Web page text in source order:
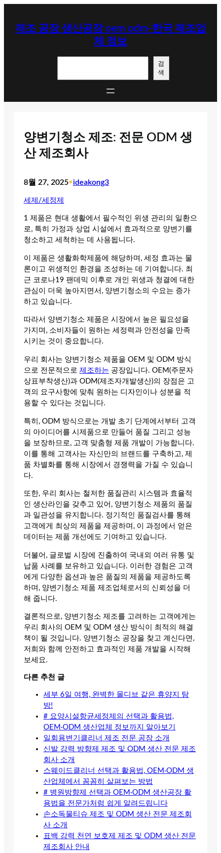
제조 공장 생산공장 oem odm-한국 제조업
체 정보
검
색
양변기청소 제조: 전문 ODM 생
산 제조회사
8월 27, 2025•ideakong3
세제/세정제
1 제품은 현대 생활에서 필수적인 위생 관리의 일환으
로, 특히 가정과 상업 시설에서 효과적으로 양변기를
청소하고 세척하는 데 사용됩니다.
이 제품은 생활화학제품에 해당하며, 세정 효과는 물
론이고 위생적인 환경을 조성하는 데 기여합니다. 최
근 코로나19 팬데믹 이후로 개인 위생과 청결에 대한
관심이 더욱 높아지면서, 양변기청소의 수요는 증가
하고 있습니다.
따라서 양변기청소 제품은 시장에서 높은 필요성을
가지며, 소비자들이 원하는 세정력과 안전성을 만족
시키는 것이 중요합니다.
우리 회사는 양변기청소 제품을 OEM 및 ODM 방식
으로 전문적으로 제조하는 공장입니다. OEM(주문자
상표부착생산)과 ODM(제조자개발생산)의 장점은 고
객의 요구사항에 맞춰 원하는 디자인이나 성분을 적
용할 수 있다는 것입니다.
특히, ODM 방식으로는 개발 초기 단계에서부터 고객
의 아이디어를 시제품으로 만들어 품질 그리고 성능
을 보장하므로, 고객 맞춤형 제품 개발이 가능합니다.
이를 통해 고객사는 자신만의 브랜드를 구축하고, 제
품 차별화를 통해 시장에서 경쟁력을 가질 수 있습니
다.
또한, 우리 회사는 철저한 품질관리 시스템과 효율적
인 생산라인을 갖추고 있어, 양변기청소 제품의 품질
과 일관성을 유지합니다. 정기적인 품질검사를 통해
고객에게 최상의 제품을 제공하며, 이 과정에서 얻은
데이터는 제품 개선에도 기여하고 있습니다.
더불어, 글로벌 시장에 진출하여 국내외 여러 유통 및
납품 사례를 보유하고 있습니다. 이러한 경험은 고객
에게 다양한 옵션과 높은 품질의 제품을 제공하도록
하며, 양변기청소 제품 제조업체로서의 신뢰성을 더
해 줍니다.
결론적으로, 양변기청소 제조를 고려하는 고객에게는
우리 회사의 OEM 및 ODM 생산 방식이 최적의 해결
책이 될 것입니다. 양변기청소 공장을 찾고 계신다면,
저희와 함께 안전하고 효과적인 제품 개발을 시작해
보세요.
다른 추천 글
세부 6일 여행, 완벽한 몰디브 같은 휴양지 탐
방!
# 요양시설항균세정제의 선택과 활용법,
OEM·ODM 생산업체 정보까지 알아보기
일회용변기클리너 제조 전문 공장 소개
신발 강력 방향제 제조 및 ODM 생산 전문 제조
회사 소개
스웨이드클리너 선택과 활용법, OEM·ODM 생
산업체에서 꼼꼼히 살펴보는 방법
# 병원방향제 선택과 OEM·ODM 생산공장 활
용법을 전문가처럼 쉽게 알려드립니다
손소독물티슈 제조 및 ODM 생산 전문 제조회
사 소개
표백 강력 천연 보호제 제조 및 ODM 생산 전문
제조회사 안내